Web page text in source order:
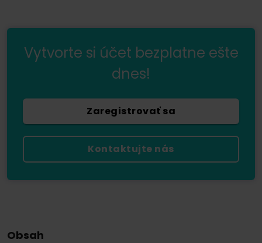
Vytvorte si účet bezplatne ešte
dnes!
Zaregistrovať sa
Kontaktujte nás
Obsah